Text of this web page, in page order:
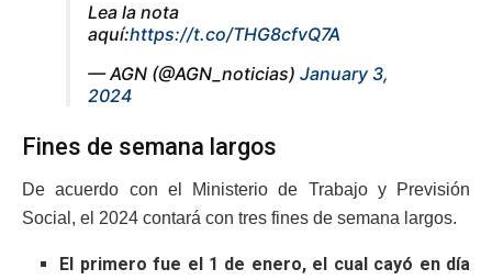
Lea la nota
aquí:https://t.co/THG8cfvQ7A
— AGN (@AGN_noticias) January 3,
2024
Fines de semana largos
De acuerdo con el Ministerio de Trabajo y Previsión
Social, el 2024 contará con tres fines de semana largos.
El primero fue el 1 de enero, el cual cayó en día